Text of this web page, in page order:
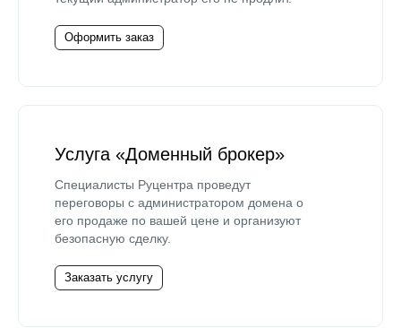
Оформить заказ
Услуга «Доменный брокер»
Специалисты Руцентра проведут
переговоры с администратором домена о
его продаже по вашей цене и организуют
безопасную сделку.
Заказать услугу